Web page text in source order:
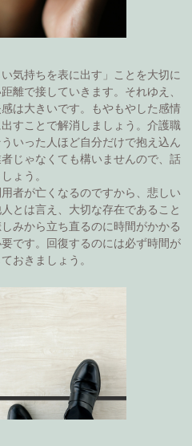
気持ちを表に出す」ことを大切に
離で接していきます。それゆえ、
は大きいです。もやもやした感情
すことで解消しましょう。介護職
いった人ほど自分だけで抱え込ん
じゃなくても構いませんので、話
ょう。
者が亡くなるのですから、悲しい
とは言え、大切な存在であること
みから立ち直るのに時間がかかる
です。回復するのには必ず時間が
おきましょう。